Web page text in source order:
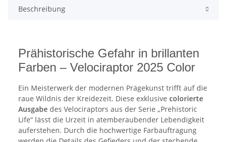
Beschreibung
Prähistorische Gefahr in brillanten
Farben – Velociraptor 2025 Color
Ein Meisterwerk der modernen Prägekunst trifft auf die
raue Wildnis der Kreidezeit. Diese exklusive colorierte
Ausgabe des Velociraptors aus der Serie „Prehistoric
Life“ lässt die Urzeit in atemberaubender Lebendigkeit
auferstehen. Durch die hochwertige Farbauftragung